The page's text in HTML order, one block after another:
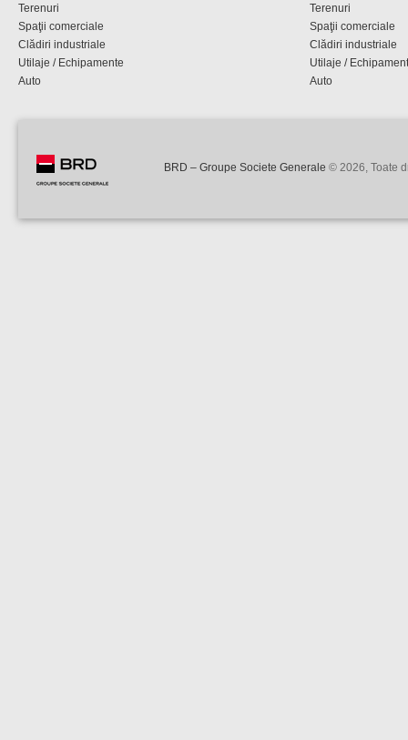
Terenuri
Spaţii comerciale
Clădiri industriale
Utilaje / Echipamente
Auto
Terenuri
Spaţii comerciale
Clădiri industriale
Utilaje /
Auto
BRD – Groupe Societe Generale © 2026, Toate